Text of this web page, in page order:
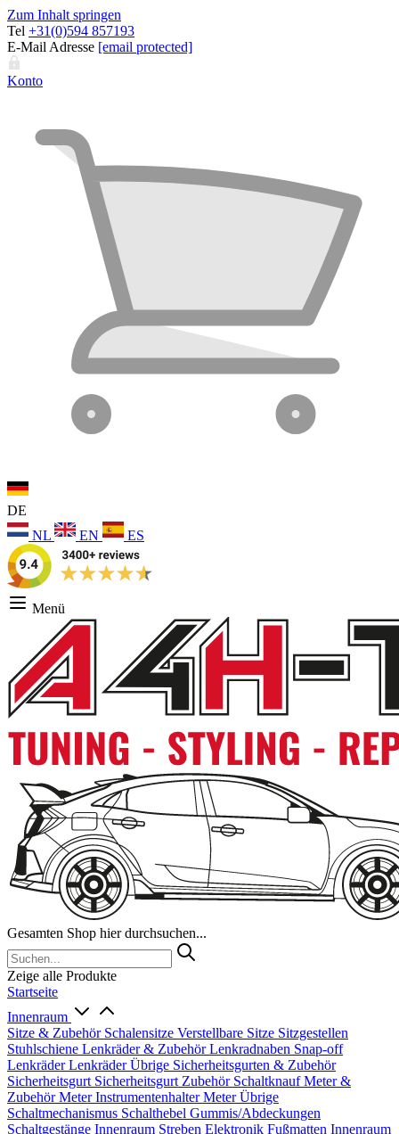
Zum Inhalt springen
Tel +31(0)594 857193
E-Mail Adresse [email protected]
Konto
DE
NL
EN ES
Menü
Gesamten Shop hier durchsuchen...
Zeige alle Produkte
Startseite
Innenraum
Sitze & Zubehör Schalensitze Verstellbare Sitze Sitzgestellen
Stuhlschiene Lenkräder & ZubehörLenkradnaben Snap-off
LenkräderLenkräder Übrige Sicherheitsgurten & Zubehör
Sicherheitsgurt Sicherheitsgurt Zubehör SchaltknaufMeter &
ZubehörMeterInstrumentenhalterMeter Übrige
Schaltmechanismus Schalthebel Gummis/Abdeckungen
Schaltgestänge Innenraum Streben Elektronik Fußmatten Innenraum